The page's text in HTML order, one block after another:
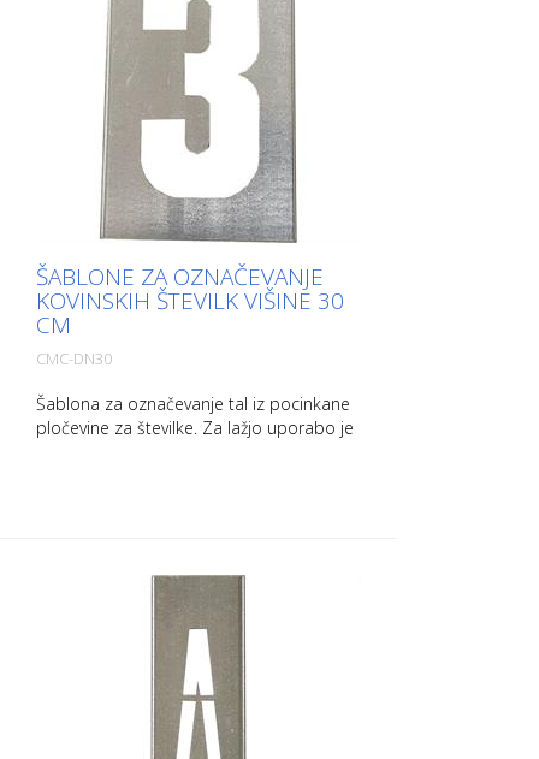
ŠABLONE ZA OZNAČEVANJE
KOVINSKIH ŠTEVILK VIŠINE 30
CM
CMC-DN30
Šablona za označevanje tal iz pocinkane
pločevine za številke. Za lažjo uporabo je